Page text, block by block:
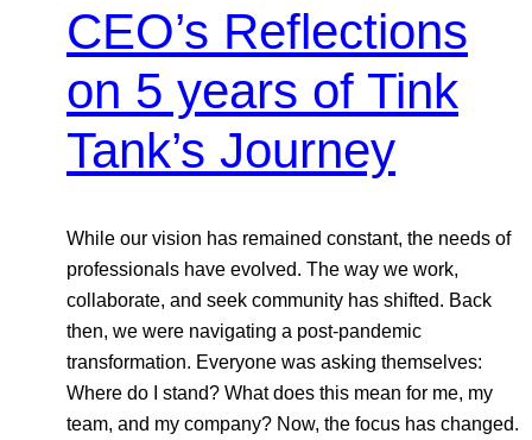
CEO’s Reflections
on 5 years of Tink
Tank’s Journey
While our vision has remained constant, the needs of
professionals have evolved. The way we work,
collaborate, and seek community has shifted. Back
then, we were navigating a post-pandemic
transformation. Everyone was asking themselves:
Where do I stand? What does this mean for me, my
team, and my company? Now, the focus has changed.